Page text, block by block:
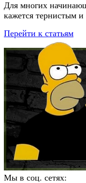
Для многих
кажется тернистым
Перейти к статьям
Мы в соц. сетях: